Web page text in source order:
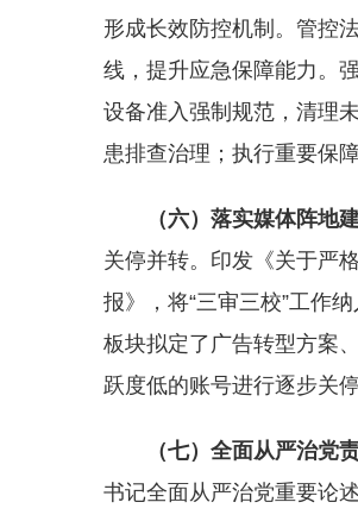
形成长效防控机制。管控
线，提升应急保障能力。
设备准入强制规范，清理
患排查治理；执行重要保
（六） 落实媒体阵地
关停并转。印发《关于严
报》，将“三审三校”工作
板块拟定了广告转型方案
跃度低的账号进行逐步关
（七） 全面从严治党
书记全面从严治党重要论